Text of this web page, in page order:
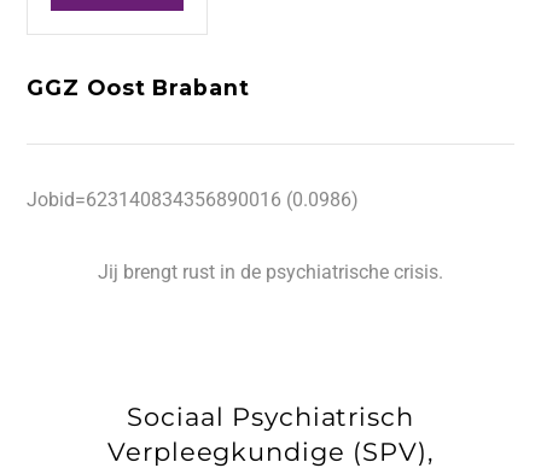
GGZ Oost Brabant
Jobid=623140834356890016 (0.0986)
Jij brengt rust in de psychiatrische crisis.
Sociaal Psychiatrisch
Verpleegkundige (SPV),